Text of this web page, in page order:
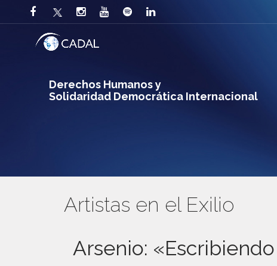
Derechos Humanos y
Solidaridad Democrática Internacional
Artistas en el Exilio
Arsenio: